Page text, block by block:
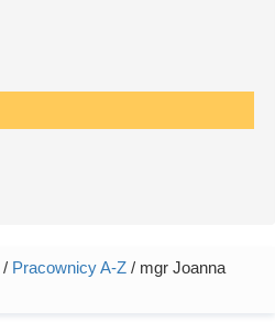
/ Pracownicy A-Z / mgr Joanna